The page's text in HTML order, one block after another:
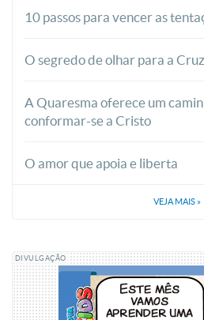
10 passos para vencer as
O segredo de olhar para a Cruz
A Quaresma oferece um
conformar-se a Cristo
O amor que apoia e liberta
VEJA MAIS »
DIVULGAÇÃO